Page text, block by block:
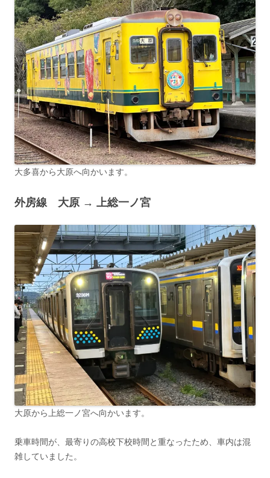
大多喜から大原へ向かいます。
外房線 大原 → 上総一ノ宮
大原から上総一ノ宮へ向かいます。
乗車時間が、最寄りの高校下校時間と重なったため、車内は混
雑していました。